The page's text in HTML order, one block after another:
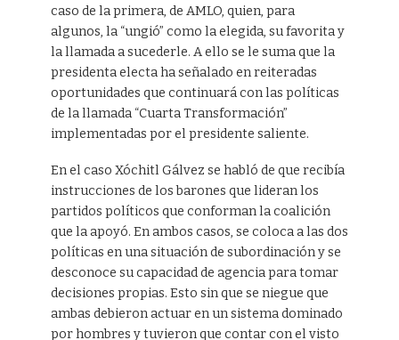
caso de la primera, de AMLO, quien, para
algunos, la “ungió” como la elegida, su favorita y
la llamada a sucederle. A ello se le suma que la
presidenta electa ha señalado en reiteradas
oportunidades que continuará con las políticas
de la llamada “Cuarta Transformación”
implementadas por el presidente saliente.
En el caso Xóchitl Gálvez se habló de que recibía
instrucciones de los barones que lideran los
partidos políticos que conforman la coalición
que la apoyó. En ambos casos, se coloca a las dos
políticas en una situación de subordinación y se
desconoce su capacidad de agencia para tomar
decisiones propias. Esto sin que se niegue que
ambas debieron actuar en un sistema dominado
por hombres y tuvieron que contar con el visto